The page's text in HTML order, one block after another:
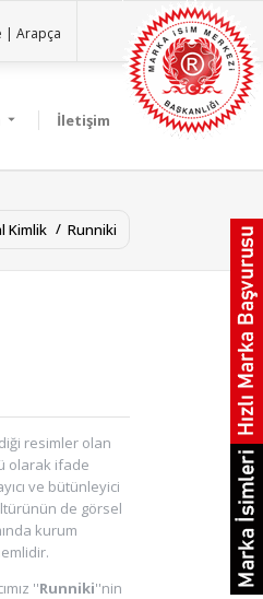
| Arapça
İletişim
Kimlik Runniki
resimler olan
olarak ifade
ve bütünleyici
de görsel
kurum
''Runniki''nin